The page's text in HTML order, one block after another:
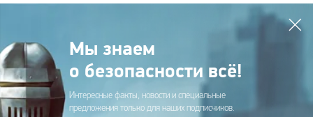
Мы знаем
о безопасности всё!
Интересные факты, новости и специальные
предложения только для наших подписчиков.